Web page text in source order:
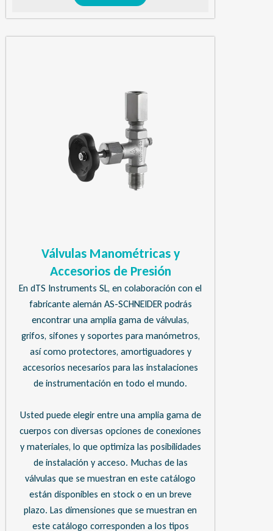
Válvulas Manométricas y
Accesorios de Presión
En dTS Instruments SL, en colaboración con el
fabricante alemán AS-SCHNEIDER podrás
encontrar una amplia gama de válvulas,
grifos, sifones y soportes para manómetros,
así como protectores, amortiguadores y
accesorios necesarios para las instalaciones
de instrumentación en todo el mundo.
Usted puede elegir entre una amplia gama de
cuerpos con diversas opciones de conexiones
y materiales, lo que optimiza las posibilidades
de instalación y acceso. Muchas de las
válvulas que se muestran en este catálogo
están disponibles en stock o en un breve
plazo. Las dimensiones que se muestran en
este catálogo corresponden a los tipos